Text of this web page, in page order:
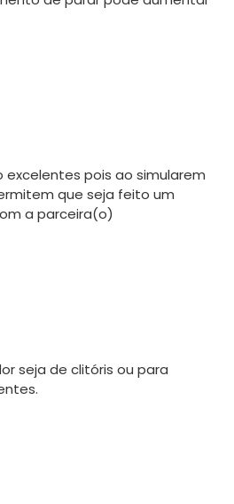
pois ao simularem
que seja feito um
a parceira(o)
seja de clitóris ou para